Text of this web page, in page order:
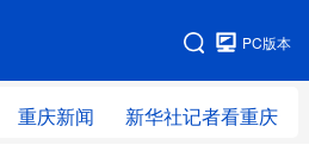
PC版本
重庆新闻 新华社记者看重庆
网站地图